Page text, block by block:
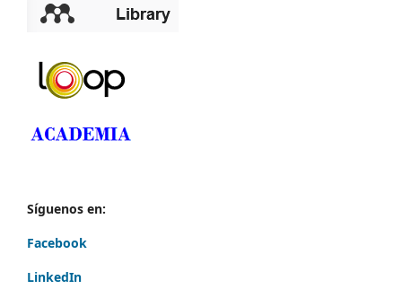
Síguenos en:
Facebook
LinkedIn